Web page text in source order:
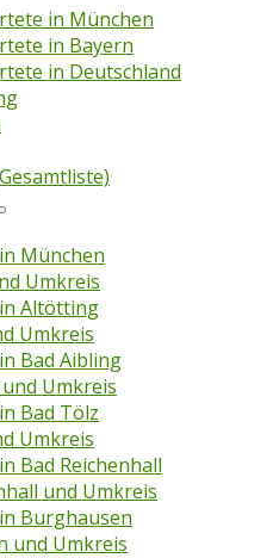
in München
in Bayern
in Deutschland
München
Umkreis
Altötting
Umkreis
Bad Aibling
Umkreis
Bad Tölz
Umkreis
Bad Reichenhall
und Umkreis
Burghausen
und Umkreis